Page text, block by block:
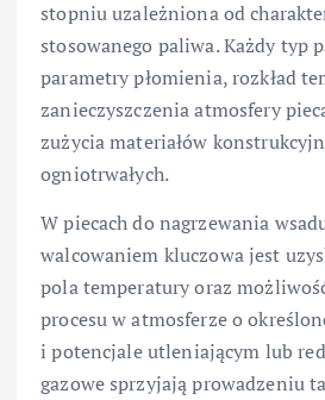
stopniu uzależniona od
stosowanego paliwa. Każdy typ
parametry płomienia, rozkład
zanieczyszczenia atmosfery
zużycia materiałów
ogniotrwałych.
W piecach do nagrzewania
walcowaniem kluczowa jest
pola temperatury oraz
procesu w atmosferze o
i potencjale utleniającym lub
gazowe sprzyjają prowadzeniu